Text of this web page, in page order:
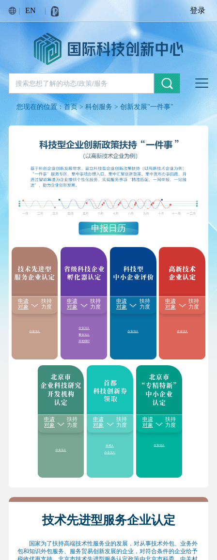
| EN | 登录
您现在的位置：首页>科创服务 >创新发展"一件事"
申报日历
1.享受减按15%税率征
收企业所得税
2.对企业职工教育经
准予在计算应
得额时扣除；超过部
申请
对象
扶持
力度
企业法人
享受国家级、省级孵
化器房产税、城镇土
申请
对象
扶持
力度
企业法人
事业法人
其他组织
1.享受研发费用加计
扣除比例最高至100%
重点专项中，单独的
预算资助科技型中小
申请
对象
扶持
力度
企业法人
1.颁发“ 高新技术企业
证书”
2.享受减按15%税率征
4.获得积分落户加分
申请
对象
扶持
力度
企业法人
1.根据可开放的科技
企业研发机构创新发
申请
对象
扶持
力度
企业法人
每家中小微企业及创
业团队每年可领取的
申请
对象
扶持
力度
自然人
企业法人
1.享受给予一次性 20-
50万奖补金额
（以各
2.享受提供“一业一
”、分类支持“专精
申请
对象
扶持
力度
企业法人
技术先进型服务企业认定
国家为了扶持高端技术性服务业的发展，对从事技术外包、业务外
包和知识外包服务、服务贸易创新发展的企业，对符合条件的企业给予